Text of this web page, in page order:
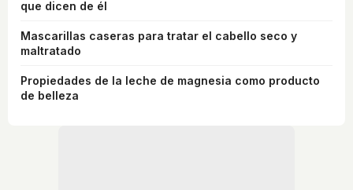
que dicen de él
Mascarillas caseras para tratar el cabello seco y
maltratado
Propiedades de la leche de magnesia como producto
de belleza